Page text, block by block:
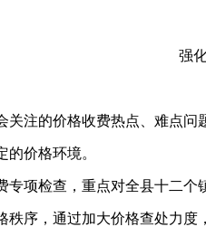
强
关注的价格收费热点、难点
价格环境。
专项检查，重点对全县十二
秩序，通过加大价格查处力